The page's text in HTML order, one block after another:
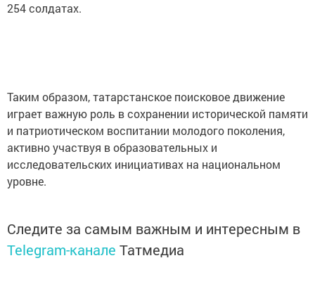
254 солдатах.
Таким образом, татарстанское поисковое движение
играет важную роль в сохранении исторической памяти
и патриотическом воспитании молодого поколения,
активно участвуя в образовательных и
исследовательских инициативах на национальном
уровне.
Следите за самым важным и интересным в
Telegram-канале Татмедиа